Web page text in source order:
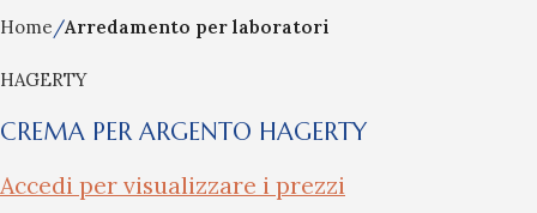
Home Arredamento per laboratori
HAGERTY
CREMA PER ARGENTO HAGERTY
Accedi per visualizzare i prezzi